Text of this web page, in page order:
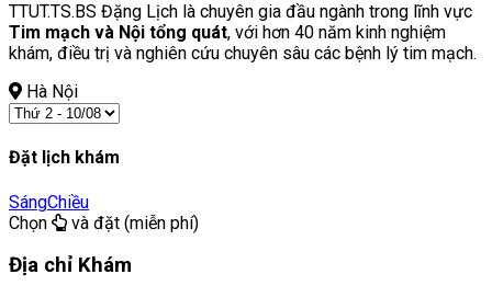
TTUT.TS.BS Đặng Lịch là chuyên gia đầu ngành trong lĩnh vực
Tim mạch và Nội tổng quát, với hơn 40 năm kinh nghiệm
khám, điều trị và nghiên cứu chuyên sâu các bệnh lý tim mạch.
Hà Nội
Đặt lịch khám
SángChiều
Chọn
và đặt (miễn phí)
Địa chỉ Khám